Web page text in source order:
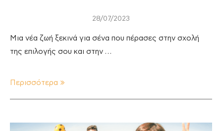
28/07/2023
Μια νέα ζωή ξεκινά για σένα που πέρασες στην σχολή
της επιλογής σου και στην …
Περισσότερα